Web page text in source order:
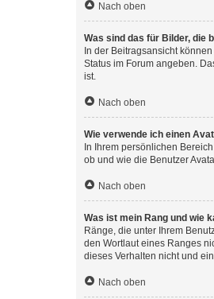
Nach oben
Was sind das für Bilder, die
In der Beitragsansicht
Status im Forum angeben.
ist.
Nach oben
Wie verwende ich einen
In Ihrem persönlichen
ob und wie die Benutzer
Nach oben
Was ist mein Rang und wie
Ränge, die unter Ihrem
den Wortlaut eines Ranges
dieses Verhalten nicht und
Nach oben